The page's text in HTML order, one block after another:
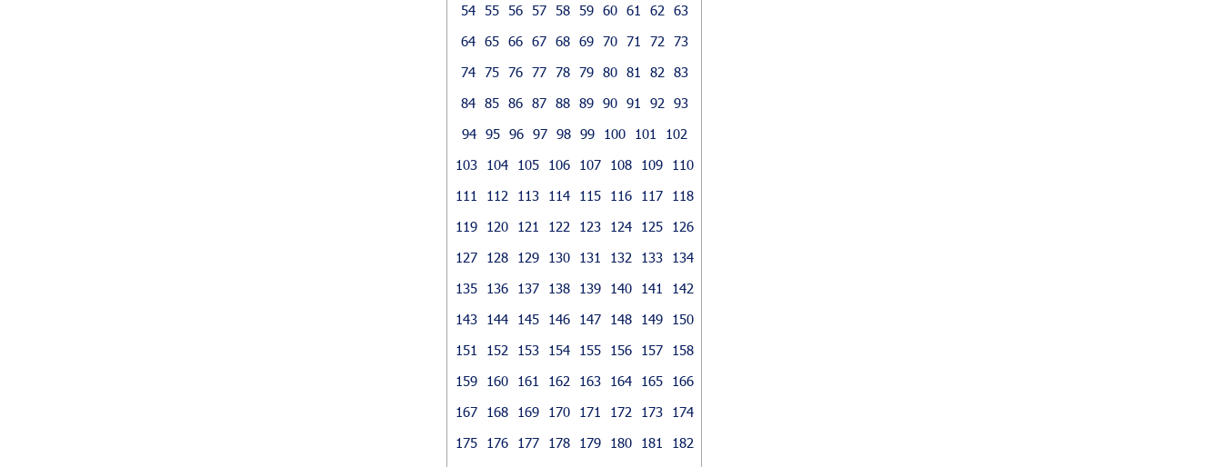
54 55 56 57 58 59 60 61 62
63
64 65 66 67 68 69 70 71 72
73
74 75 76 77 78 79 80 81 82
83
84 85 86 87 88 89 90 91 92
93
94 95 96 97 98 99 100 101
102
103
104 105 106 107 108 109
110
111
112 113 114 115 116 117
118
119
120 121 122 123 124 125
126
127
128 129 130 131 132 133
134
135
136 137 138 139 140 141
142
143
144 145 146 147 148 149
150
151
152 153 154 155 156 157
158
159
160 161 162 163 164 165
166
167
168 169 170 171 172 173
174
175
176 177 178 179 180 181
182